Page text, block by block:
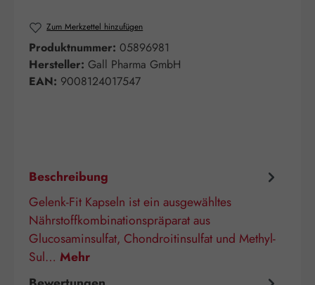
Zum Merkzettel hinzufügen
Produktnummer: 05896981
Hersteller: Gall Pharma GmbH
EAN: 9008124017547
Beschreibung
Gelenk-Fit Kapseln ist ein ausgewähltes
Nährstoffkombinationspräparat aus
Glucosaminsulfat, Chondroitinsulfat und Methyl-
Sul… Mehr